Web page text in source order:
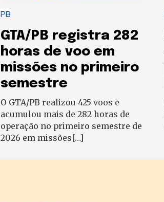
PB
GTA/PB registra 282
horas de voo em
missões no primeiro
semestre
O GTA/PB realizou 425 voos e
acumulou mais de 282 horas de
operação no primeiro semestre de
2026 em missões[…]